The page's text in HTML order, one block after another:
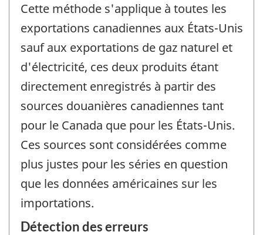
Cette méthode s'applique à toutes les
exportations canadiennes aux États-Unis
sauf aux exportations de gaz naturel et
d'électricité, ces deux produits étant
directement enregistrés à partir des
sources douanières canadiennes tant
pour le Canada que pour les États-Unis.
Ces sources sont considérées comme
plus justes pour les séries en question
que les données américaines sur les
importations.
Détection des erreurs